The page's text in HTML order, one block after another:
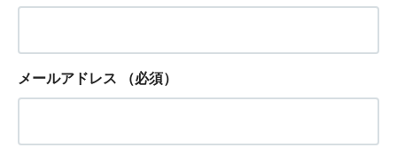
メールアドレス （必須）